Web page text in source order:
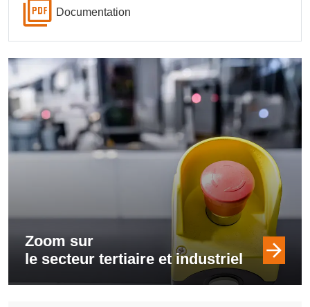
Documentation
Zoom sur
le secteur tertiaire et industriel